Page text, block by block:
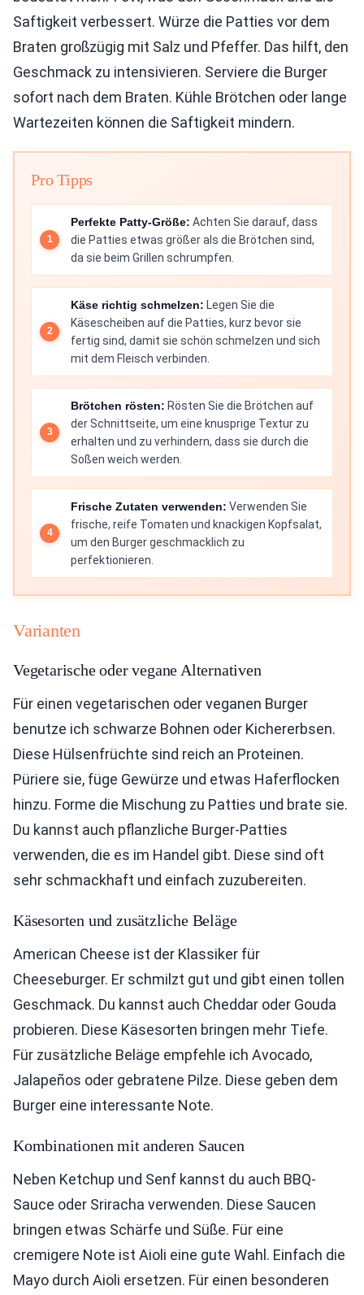
Saftigkeit verbessert. Würze die Patties vor dem
Braten großzügig mit Salz und Pfeffer. Das hilft, den
Geschmack zu intensivieren. Serviere die Burger
sofort nach dem Braten. Kühle Brötchen oder lange
Wartezeiten können die Saftigkeit mindern.
Pro Tipps
Perfekte Patty-Größe: Achten Sie darauf, dass
die Patties etwas größer als die Brötchen sind,
da sie beim Grillen schrumpfen.
Käse richtig schmelzen: Legen Sie die
Käsescheiben auf die Patties, kurz bevor sie
fertig sind, damit sie schön schmelzen und sich
mit dem Fleisch verbinden.
Brötchen rösten: Rösten Sie die Brötchen auf
der Schnittseite, um eine knusprige Textur zu
erhalten und zu verhindern, dass sie durch die
Soßen weich werden.
Frische Zutaten verwenden: Verwenden Sie
frische, reife Tomaten und knackigen Kopfsalat,
um den Burger geschmacklich zu
perfektionieren.
Varianten
Vegetarische oder vegane Alternativen
Für einen vegetarischen oder veganen Burger
benutze ich schwarze Bohnen oder Kichererbsen.
Diese Hülsenfrüchte sind reich an Proteinen.
Püriere sie, füge Gewürze und etwas Haferflocken
hinzu. Forme die Mischung zu Patties und brate sie.
Du kannst auch pflanzliche Burger-Patties
verwenden, die es im Handel gibt. Diese sind oft
sehr schmackhaft und einfach zuzubereiten.
Käsesorten und zusätzliche Beläge
American Cheese ist der Klassiker für
Cheeseburger. Er schmilzt gut und gibt einen tollen
Geschmack. Du kannst auch Cheddar oder Gouda
probieren. Diese Käsesorten bringen mehr Tiefe.
Für zusätzliche Beläge empfehle ich Avocado,
Jalapeños oder gebratene Pilze. Diese geben dem
Burger eine interessante Note.
Kombinationen mit anderen Saucen
Neben Ketchup und Senf kannst du auch BBQ-
Sauce oder Sriracha verwenden. Diese Saucen
bringen etwas Schärfe und Süße. Für eine
cremigere Note ist Aioli eine gute Wahl. Einfach die
Mayo durch Aioli ersetzen. Für einen besonderen